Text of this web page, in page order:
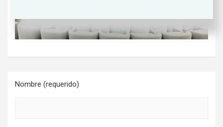
Nombre (requerido)